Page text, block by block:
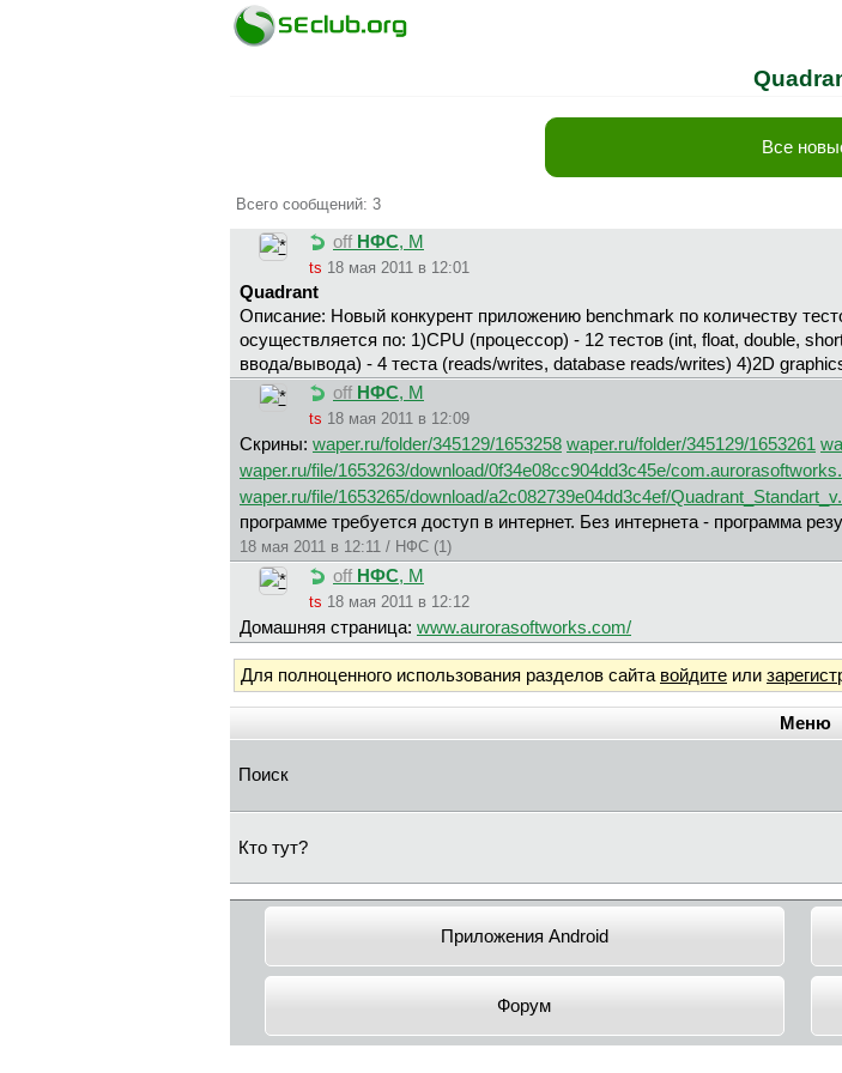
Все
Всего сообщений: 3
off НФС, М
ts 18 мая 2011 в 12:01
Quadrant
Описание: Новый конкурент приложению benchmark по количеству
осуществляется по: 1)CPU (процессор) - 12 тестов (int, float, double,
ввода/вывода) - 4 теста (reads/writes, database reads/writes) 4)2D
off НФС, М
ts 18 мая 2011 в 12:09
Скрины: waper.ru/folder/345129/1653258 waper.ru/folder/345129/1653261
waper.ru/file/1653263/download/0f34e08cc904dd3c45e/
waper.ru/file/1653265/download/a2c082739e04dd3c4ef/
программе требуется доступ в интернет. Без интернета - программа
18 мая 2011 в 12:11 / НФС (1)
off НФС, М
ts 18 мая 2011 в 12:12
Домашняя страница: www.aurorasoftworks.com/
Для полноценного использования разделов сайта войдите или
Меню
Поиск
Кто тут?
Приложения Android
Форум